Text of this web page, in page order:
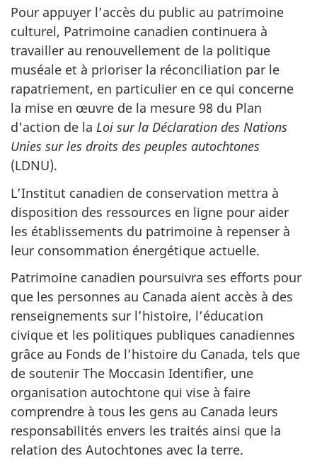
Pour appuyer l’accès du public au patrimoine
culturel, Patrimoine canadien continuera à
travailler au renouvellement de la politique
muséale et à prioriser la réconciliation par le
rapatriement, en particulier en ce qui concerne
la mise en œuvre de la mesure 98 du Plan
d'action de la Loi sur la Déclaration des Nations
Unies sur les droits des peuples autochtones
(LDNU).
L’Institut canadien de conservation mettra à
disposition des ressources en ligne pour aider
les établissements du patrimoine à repenser à
leur consommation énergétique actuelle.
Patrimoine canadien poursuivra ses efforts pour
que les personnes au Canada aient accès à des
renseignements sur l’histoire, l’éducation
civique et les politiques publiques canadiennes
grâce au Fonds de l’histoire du Canada, tels que
de soutenir The Moccasin Identifier, une
organisation autochtone qui vise à faire
comprendre à tous les gens au Canada leurs
responsabilités envers les traités ainsi que la
relation des Autochtones avec la terre.